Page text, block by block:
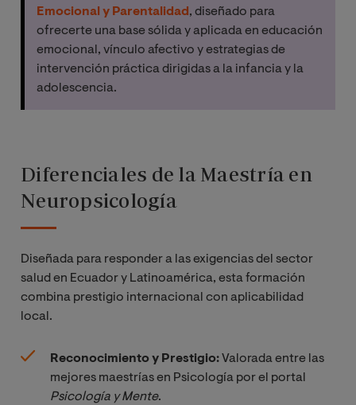
Emocional y Parentalidad , diseñado para
ofrecerte una base sólida y aplicada en educación
emocional, vínculo afectivo y estrategias de
intervención práctica dirigidas a la infancia y la
adolescencia.
Diferenciales de la Maestría en
Neuropsicología
Diseñada para responder a las exigencias del sector
salud en Ecuador y Latinoamérica, esta formación
combina prestigio internacional con aplicabilidad
local.
Reconocimiento y Prestigio:Valorada entre las
mejores maestrías en Psicología por el portal
Psicología y Mente.